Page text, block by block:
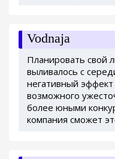
Vodnaja
Планировать свой
выливалось с
негативный
возможного
более юными
компания сможет